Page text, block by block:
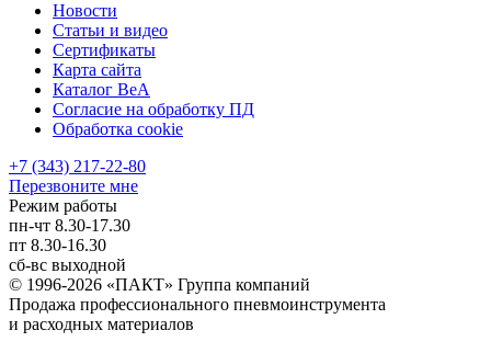
Новости
Статьи и видео
Сертификаты
Карта сайта
Каталог BeA
Согласие на обработку ПД
Обработка cookie
+7 (343) 217-22-80
Перезвоните мне
Режим работы
пн-чт 8.30-17.30
пт 8.30-16.30
сб-вс выходной
© 1996-2026 «ПАКТ» Группа компаний
Продажа профессионального пневмоинструмента
и расходных материалов